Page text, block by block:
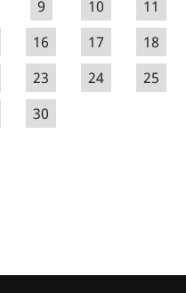
9 10
11
16 17
18
23 24
25
30